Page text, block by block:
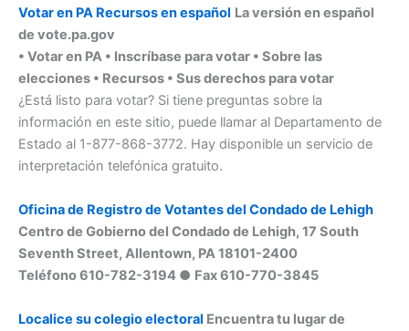
Votar en PA ​Recursos en español La versión en español
de vote.pa.gov
• Votar en PA • Inscríbase para votar • Sobre las
elecciones • Recursos • Sus derechos para votar
¿Está listo para votar? Si tiene preguntas sobre la
información en este sitio, puede llamar al Departamento de
Estado al 1-877-868-3772. Hay disponible un servicio de
interpretación telefónica gratuito.
Oficina de Registro de Votantes del Condado de Lehigh
Centro de Gobierno del Condado de Lehigh, 17 South
Seventh Street, Allentown, PA 18101-2400
Teléfono 610-782-3194 ● Fax 610-770-3845
Localice su colegio electoral Encuentra tu lugar de